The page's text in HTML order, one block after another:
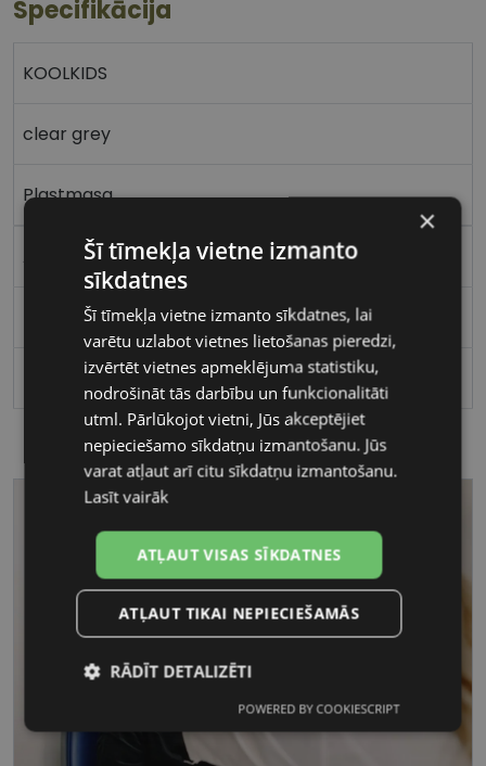
Specifikācija
KOOLKIDS
clear grey
Plastmasa
Apaļas / Ovālas
Bērniem
Polarizēts
×
Šī tīmekļa vietne izmanto
sīkdatnes
Šī tīmekļa vietne izmanto sīkdatnes, lai
varētu uzlabot vietnes lietošanas pieredzi,
izvērtēt vietnes apmeklējuma statistiku,
nodrošināt tās darbību un funkcionalitāti
utml. Pārlūkojot vietni, Jūs akceptējiet
nepieciešamo sīkdatņu izmantošanu. Jūs
varat atļaut arī citu sīkdatņu izmantošanu.
Lasīt vairāk
ATĻAUT VISAS SĪKDATNES
ATĻAUT TIKAI NEPIECIEŠAMĀS
RĀDĪT DETALIZĒTI
sīkdatnes
Statistikas
sīkdatnes
POWERED BY COOKIESCRIPT